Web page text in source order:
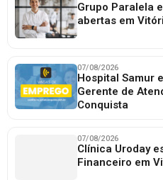
Grupo Paralela
abertas em
07/08/2026
Hospital Samur
Gerente de
Conquista
07/08/2026
Clínica Uroday
Financeiro em